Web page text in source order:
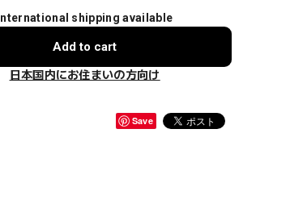
International shipping available
Add to cart
日本国内にお住まいの方向け
Save